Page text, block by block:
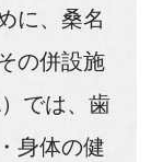
、 桑名
の併設施
では、歯
身体の健